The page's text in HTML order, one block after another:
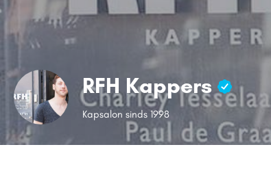
RFH Kappers
Kapsalon sinds 1998